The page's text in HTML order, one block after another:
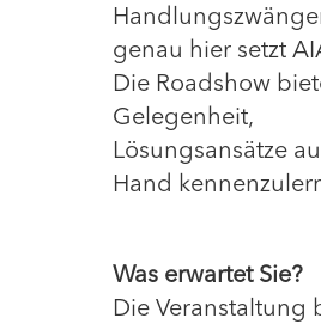
genau hier setzt
Die Roadshow
Gelegenheit,
Lösungsansätze
Hand
Was erwartet Sie?
Die Veranstaltung